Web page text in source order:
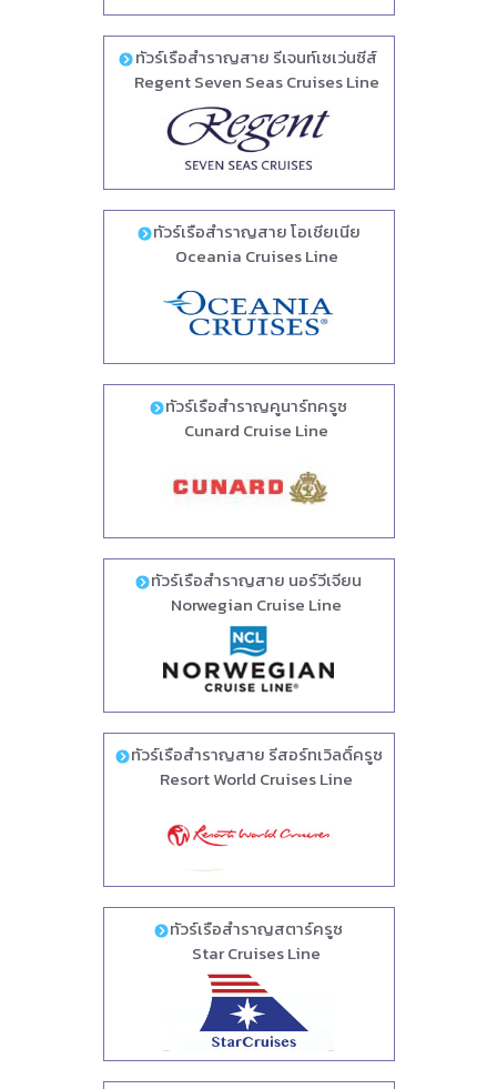
ทัวร์เรือสำราญสาย รีเจนท์เซเว่นซีส์
Regent Seven Seas Cruises Line
ทัวร์เรือสำราญสาย โอเชียเนีย
Oceania Cruises Line
ทัวร์เรือสำราญคูนาร์ทครูซ
Cunard Cruise Line
ทัวร์เรือสำราญสาย นอร์วีเจียน
Norwegian Cruise Line
ทัวร์เรือสำราญสาย รีสอร์ทเวิลดิ์ครูซ
Resort World Cruises Line
ทัวร์เรือสำราญสตาร์ครูซ
Star Cruises Line